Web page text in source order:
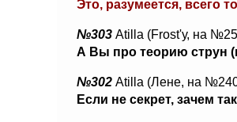
Это, разумеется, всего
№303 Atilla (Frost'у, на
А Вы про теорию струн
№302 Atilla (Лене, на
Если не секрет, зачем